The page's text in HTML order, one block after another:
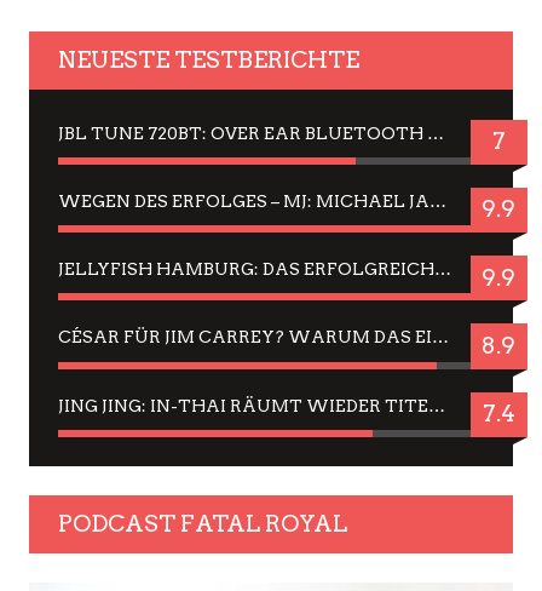
NEUESTE TESTBERICHTE
JBL TUNE 720BT: OVER EAR BLUETOOTH KOPFHÖRER UM DIE 50,-€ IM DAUER-TEST 7
WEGEN DES ERFOLGES – MJ: MICHAEL JACKSON MUSICAL IN EINER MATINEE SEHEN 9.9
JELLYFISH HAMBURG: DAS ERFOLGREICHE SOMMER-MENÜ 2025 IN GEFÜHLEN UND BILDERN 9.9
CÉSAR FÜR JIM CARREY? WARUM DAS EINER DER NERVIGSTEN ACTORS IST UND BLEIBT 8.9
JING JING: IN-THAI RÄUMT WIEDER TITEL AB – EIN ZWEI-STUNDEN-ERLEBNISBERICHT 7.4
PODCAST FATAL ROYAL